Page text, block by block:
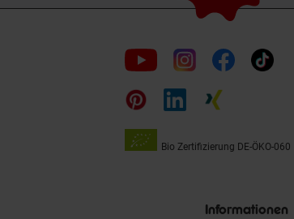
Folge
uns
auf
Bio Zertifizierung DE-ÖKO-060
Informationen